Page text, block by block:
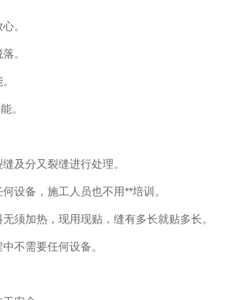
。
。
。
及分又裂缝进行处理。
设备，施工人员也不用**培训。
须加热，现用现贴，缝有多长就贴多长。
不需要任何设备。